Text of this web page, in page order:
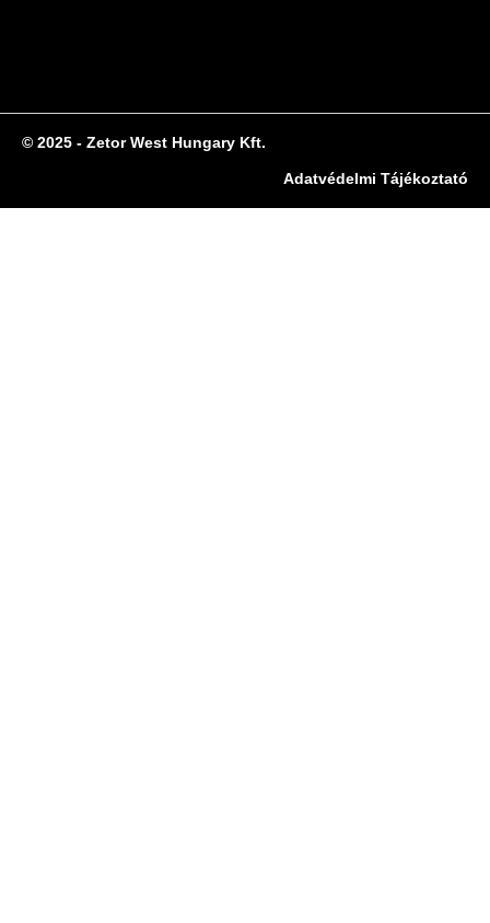
© 2025 - Zetor West Hungary Kft.
Adatvédelmi Tájékoztató